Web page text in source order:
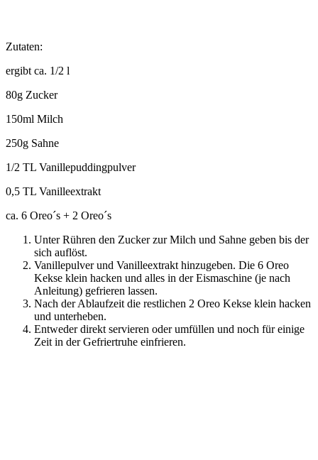
Zutaten:
ergibt ca. 1/2 l
80g Zucker
150ml Milch
250g Sahne
1/2 TL Vanillepuddingpulver
0,5 TL Vanilleextrakt
ca. 6 Oreo´s + 2 Oreo´s
Unter Rühren den Zucker zur Milch und Sahne geben bis der
sich auflöst.
Vanillepulver und Vanilleextrakt hinzugeben. Die 6 Oreo
Kekse klein hacken und alles in der Eismaschine (je nach
Anleitung) gefrieren lassen.
Nach der Ablaufzeit die restlichen 2 Oreo Kekse klein hacken
und unterheben.
Entweder direkt servieren oder umfüllen und noch für einige
Zeit in der Gefriertruhe einfrieren.